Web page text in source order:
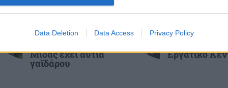
Data Deletion Data Access Privacy Policy
δροσίζουν τις πόλεις
Γερονικολού: Ποζάρει με καλοκαιρινή
διάθεση στην πισίνα
Δήμος
Μαλεβιζίου: Στον
θεατρική
Μίδας έχει αυτιά
γαϊδάρου
για πολίτες
Ενημερωτική
Εργατικό